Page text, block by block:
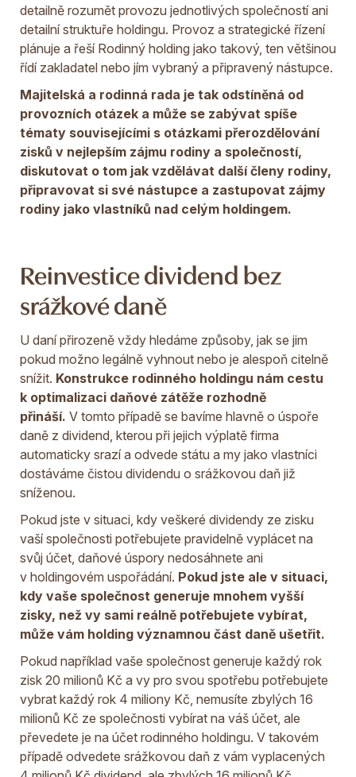
detailně rozumět provozu jednotlivých společností ani
detailní struktuře holdingu. Provoz a strategické řízení
plánuje a řeší Rodinný holding jako takový, ten většinou
řídí zakladatel nebo jím vybraný a připravený nástupce.
Majitelská a rodinná rada je tak odstíněná od
provozních otázek a může se zabývat spíše
tématy souvisejícími s otázkami přerozdělování
zisků v nejlepším zájmu rodiny a společností,
diskutovat o tom jak vzdělávat další členy rodiny,
připravovat si své nástupce a zastupovat zájmy
rodiny jako vlastníků nad celým holdingem.
Reinvestice dividend bez
srážkové daně
U daní přirozeně vždy hledáme způsoby, jak se jim
pokud možno legálně vyhnout nebo je alespoň citelně
snížit. Konstrukce rodinného holdingu nám cestu
k optimalizaci daňové zátěže rozhodně
přináší. V tomto případě se bavíme hlavně o úspoře
daně z dividend, kterou při jejich výplatě firma
automaticky srazí a odvede státu a my jako vlastníci
dostáváme čistou dividendu o srážkovou daň již
sníženou.
Pokud jste v situaci, kdy veškeré dividendy ze zisku
vaší společnosti potřebujete pravidelně vyplácet na
svůj účet, daňové úspory nedosáhnete ani
v holdingovém uspořádání. Pokud jste ale v situaci,
kdy vaše společnost generuje mnohem vyšší
zisky, než vy sami reálně potřebujete vybírat,
může vám holding významnou část daně ušetřit.
Pokud například vaše společnost generuje každý rok
zisk 20 milionů Kč a vy pro svou spotřebu potřebujete
vybrat každý rok 4 miliony Kč, nemusíte zbylých 16
milionů Kč ze společnosti vybírat na váš účet, ale
převedete je na účet rodinného holdingu. V takovém
případě odvedete srážkovou daň z vám vyplacených